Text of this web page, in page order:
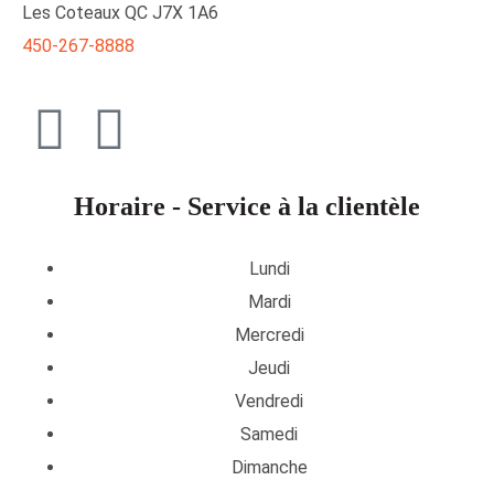
Les Coteaux QC J7X 1A6
450-267-8888
Horaire - Service à la clientèle
Lundi
Mardi
Mercredi
Jeudi
Vendredi
Samedi
Dimanche